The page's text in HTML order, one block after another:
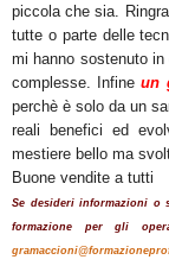
piccola che sia.
tutte o parte delle
mi hanno sostenuto
complesse. Infineun
perchè è solo da un
reali benefici ed
mestiere bello ma
Buone vendite a tutti
Se desideri informazioni o
formazione per gli